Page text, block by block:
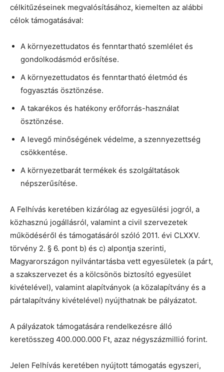
célkitűzéseinek megvalósításához, kiemelten az alábbi
célok támogatásával:
A környezettudatos és fenntartható szemlélet és
gondolkodásmód erősítése.
A környezettudatos és fenntartható életmód és
fogyasztás ösztönzése.
A takarékos és hatékony erőforrás-használat
ösztönzése.
A levegő minőségének védelme, a szennyezettség
csökkentése.
A környezetbarát termékek és szolgáltatások
népszerűsítése.
A Felhívás keretében kizárólag az egyesülési jogról, a
közhasznú jogállásról, valamint a civil szervezetek
működéséről és támogatásáról szóló 2011. évi CLXXV.
törvény 2. § 6. pont b) és c) alpontja szerinti,
Magyarországon nyilvántartásba vett egyesületek (a párt,
a szakszervezet és a kölcsönös biztosító egyesület
kivételével), valamint alapítványok (a közalapítvány és a
pártalapítvány kivételével) nyújthatnak be pályázatot.
A pályázatok támogatására rendelkezésre álló
keretösszeg 400.000.000 Ft, azaz négyszázmillió forint.
Jelen Felhívás keretében nyújtott támogatás egyszeri,